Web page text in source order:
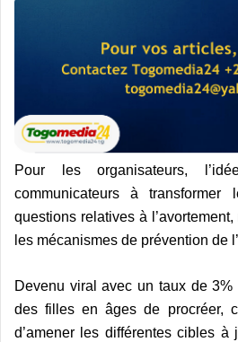
Pour les organisateurs,
communicateurs à
questions relatives à
les mécanismes de prévention de
Devenu viral avec un taux de
des filles en âges de procréer,
d’amener les différentes cibles